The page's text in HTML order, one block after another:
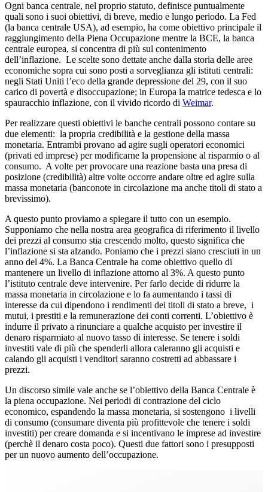
Ogni banca centrale, nel proprio statuto, definisce puntualmente
quali sono i suoi obiettivi, di breve, medio e lungo periodo. La Fed
(la banca centrale USA), ad esempio, ha come obiettivo principale il
raggiungimento della Piena Occupazione mentre la BCE, la banca
centrale europea, si concentra di più sul contenimento
dell’inflazione. Le scelte sono dettate anche dalla storia delle aree
economiche sopra cui sono posti a sorveglianza gli istituti centrali:
negli Stati Uniti l’eco della grande depressione del 29, con il suo
carico di povertà e disoccupazione; in Europa la matrice tedesca e lo
spauracchio inflazione, con il vivido ricordo di Weimar.
Per realizzare questi obiettivi le banche centrali possono contare su
due elementi: la propria credibilità e la gestione della massa
monetaria. Entrambi provano ad agire sugli operatori economici
(privati ed imprese) per modificarne la propensione al risparmio o al
consumo. A volte per provocare una reazione basta una presa di
posizione (credibilità) altre volte occorre andare oltre ed agire sulla
massa monetaria (banconote in circolazione ma anche titoli di stato a
brevissimo).
A questo punto proviamo a spiegare il tutto con un esempio.
Supponiamo che nella nostra area geografica di riferimento il livello
dei prezzi al consumo stia crescendo molto, questo significa che
l’inflazione si sta alzando. Poniamo che i prezzi siano cresciuti in un
anno del 4%. La Banca Centrale ha come obiettivo quello di
mantenere un livello di inflazione attorno al 3%. A questo punto
l’istituto centrale deve intervenire. Per farlo decide di ridurre la
massa monetaria in circolazione e lo fa aumentando i tassi di
interesse da cui dipendono i rendimenti dei titoli di stato a breve, i
mutui, i prestiti e la remunerazione dei conti correnti. L’obiettivo è
indurre il privato a rinunciare a qualche acquisto per investire il
denaro risparmiato al nuovo tasso di interesse. Se tenere i soldi
investiti vale di più che spenderli allora caleranno gli acquisti e
calando gli acquisti i venditori saranno costretti ad abbassare i
prezzi.
Un discorso simile vale anche se l’obiettivo della Banca Centrale è
la piena occupazione. Nei periodi di contrazione del ciclo
economico, espandendo la massa monetaria, si sostengono i livelli
di consumo (consumare diventa più profittevole che tenere i soldi
investiti) per creare domanda e si incentivano le imprese ad investire
(perchè il denaro costa poco). Questi due fattori sono i presupposti
per un nuovo aumento dell’occupazione.